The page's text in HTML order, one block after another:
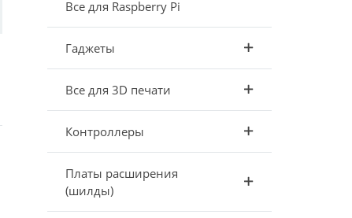
Все для Raspberry Pi
Гаджеты
Все для 3D печати
Контроллеры
Платы расширения
(шилды)